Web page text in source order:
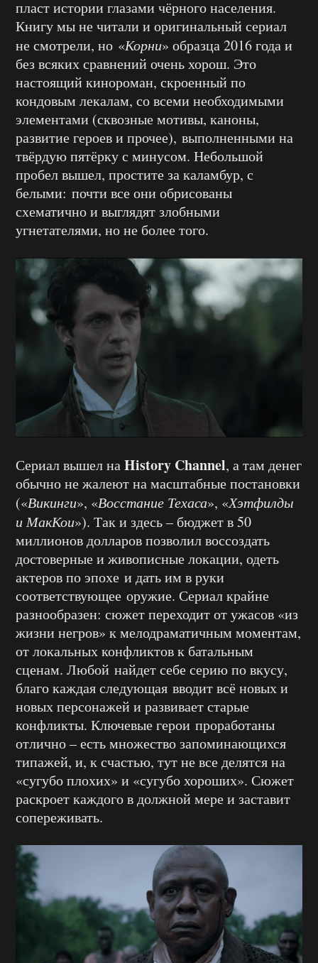
пласт истории глазами чёрного населения.
Книгу мы не читали и оригинальный сериал
не смотрели, но «Корни» образца 2016 года и
без всяких сравнений очень хорош. Это
настоящий кинороман, скроенный по
кондовым лекалам, со всеми необходимыми
элементами (сквозные мотивы, каноны,
развитие героев и прочее), выполненными на
твёрдую пятёрку с минусом. Небольшой
пробел вышел, простите за каламбур, с
белыми: почти все они обрисованы
схематично и выглядят злобными
угнетателями, но не более того.
Сериал вышел наHistory Channel, а там денег
обычно не жалеют на масштабные постановки
(«Викинги», «Восстание Техаса», «Хэтфилды
и МакКои»). Так и здесь – бюджет в 50
миллионов долларов позволил воссоздать
достоверные и живописные локации, одеть
актеров по эпохе и дать им в руки
соответствующее оружие. Сериал крайне
разнообразен: сюжет переходит от ужасов «из
жизни негров» к мелодраматичным моментам,
от локальных конфликтов к батальным
сценам. Любой найдет себе серию по вкусу,
благо каждая следующая вводит всё новых и
новых персонажей и развивает старые
конфликты. Ключевые герои проработаны
отлично – есть множество запоминающихся
типажей, и, к счастью, тут не все делятся на
«сугубо плохих» и «сугубо хороших». Сюжет
раскроет каждого в должной мере и заставит
сопереживать.